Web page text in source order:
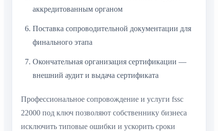
аккредитованным органом
Поставка сопроводительной документации для
финального этапа
Окончательная организация сертификации —
внешний аудит и выдача сертификата
Профессиональное сопровождение и услуги fssc
22000 под ключ позволяют собственнику бизнеса
исключить типовые ошибки и ускорить сроки